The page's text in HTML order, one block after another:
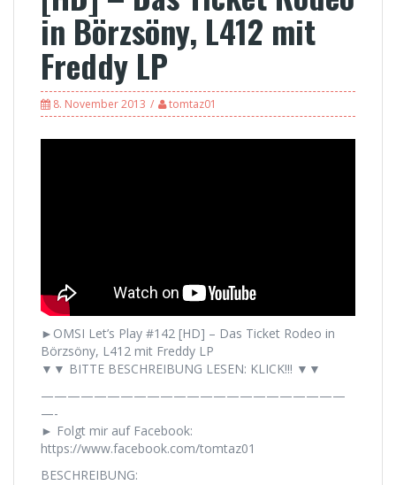
in Börzsöny, L412 mit
Freddy LP
8. November 2013 tomtaz01
►OMSI Let’s Play #142 [HD] – Das Ticket Rodeo in
Börzsöny, L412 mit Freddy LP
▼▼ BITTE BESCHREIBUNG LESEN: KLICK!!! ▼▼
———————————————————————
—-
► Folgt mir auf Facebook:
https://www.facebook.com/tomtaz01
BESCHREIBUNG: